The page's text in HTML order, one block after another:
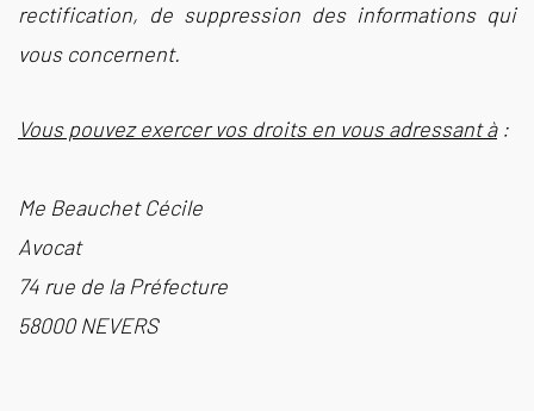
rectification, de suppression des informations qui
vous concernent.
Vous pouvez exercer vos droits en vous adressant à:
Me Beauchet Cécile
Avocat
74 rue de la Préfecture
58000 NEVERS